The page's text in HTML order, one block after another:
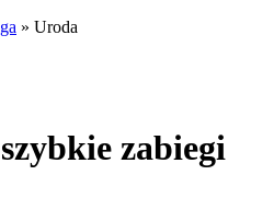
» Uroda
zabiegi